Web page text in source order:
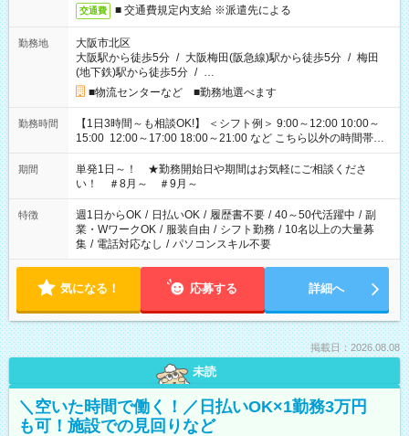
交通費 ■ 交通費規定内支給 ※派遣先による
勤務地
大阪市北区
大阪駅から徒歩5分 / 大阪梅田(阪急線)駅から徒歩5分 / 梅田
(地下鉄)駅から徒歩5分 / …
■物流センターなど ■勤務地選べます
勤務時間
【1日3時間～も相談OK!】 ＜シフト例＞ 9:00～12:00 10:00～
15:00 12:00～17:00 18:00～21:00 など こちら以外の時間帯も
お気軽にご相談ください！
期間
単発1日～！ ★勤務開始日や期間はお気軽にご相談くださ
い！ ＃8月～ ＃9月～
特徴 週1日からOK / 日払いOK / 履歴書不要 / 40～50代活躍中 / 副
業・WワークOK / 服装自由 / シフト勤務 / 10名以上の大量募
集 / 電話対応なし / パソコンスキル不要
気になる！ 応募する 詳細へ
掲載日：2026.08.08
未読
＼空いた時間で働く！／日払いOK×1勤務3万円
も可！施設での見回りなど